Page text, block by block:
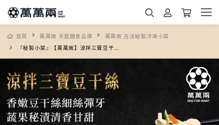
首頁 萬萬兩 手藝麵食品牌
萬萬兩 古法秘製冷凍小菜
『秘製小菜』【萬萬兩】涼拌三寶豆干絲150g